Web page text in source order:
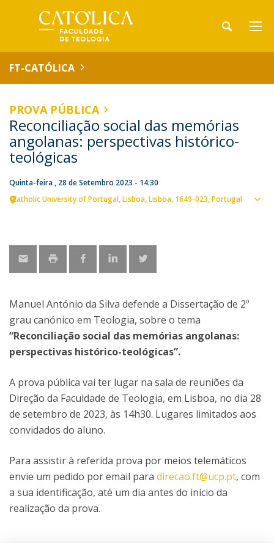
FT-CATÓLICA
PROVA PÚBLICA
Reconciliação social das memórias
angolanas: perspectivas histórico-
teológicas
Quinta-feira , 28 de Setembro 2023 - 14:30
Catholic University of Portugal Lisboa Lisboa 1649-023 Portugal
Manuel António da Silva defende a Dissertação de 2º
grau canónico em Teologia, sobre o tema
“Reconciliação social das memórias angolanas:
perspectivas histórico-teológicas”.
A prova pública vai ter lugar na sala de reuniões da
Direção da Faculdade de Teologia, em Lisboa, no dia 28
de setembro de 2023, às 14h30. Lugares limitados aos
convidados do aluno.
Para assistir à referida prova por meios telemáticos
envie um pedido por email para direcao.ft@ucp.pt, com
a sua identificação, até um dia antes do início da
realização da prova.